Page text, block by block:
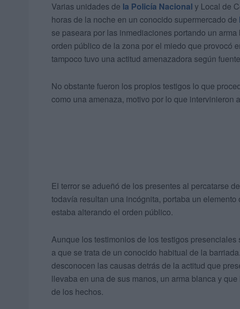
Varias unidades de la Policía Nacional y Local de
horas de la noche en un conocido supermercado de
se paseara por las inmediaciones portando un
orden público de la zona por el miedo que provocó
tampoco tuvo una actitud amenazadora según
No obstante fueron los propios testigos lo que
como una amenaza, motivo por lo que intervinieron
El terror se adueñó de los presentes al percatarse
todavía resultan una incógnita, portaba un
estaba alterando el orden público.
Aunque los testimonios de los testigos
a que se trata de un conocido habitual de la
desconocen las causas detrás de la actitud que
llevaba en una de sus manos, un arma blanca y
de los hechos.